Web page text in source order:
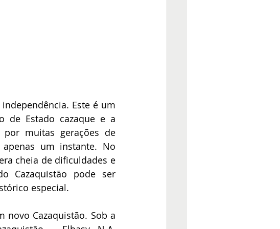
Este é um
de Estado cazaque e a
muitas gerações de
um instante. No
cheia de dificuldades e
Cazaquistão pode ser
especial.
novo Cazaquistão. Sob a